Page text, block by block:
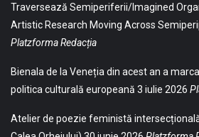
Traversează Semiperiferii/Imagined
Artistic Research Moving Across
Platzforma Redacția
Bienala de la Veneția din acest an a
politica culturală europeană 3 iulie 2026
Atelier de poezie feministă